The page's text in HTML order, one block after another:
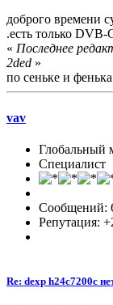
доброго времени
.есть только
« Последнее
2ded »
по сеньке и фенька
vav
Глобальный
Специалист
Сообщений:
Репутация:
Re: dexp h24c7200c